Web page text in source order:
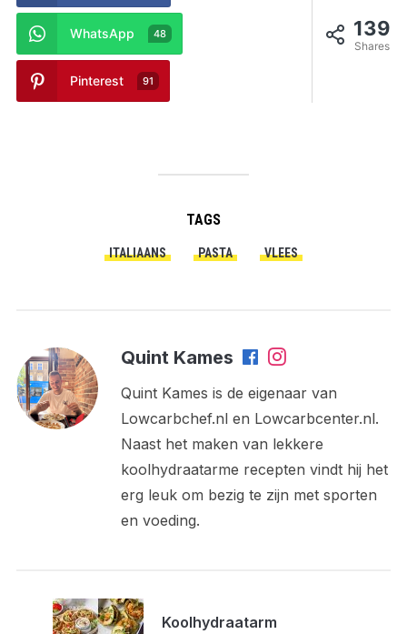
139
Shares
WhatsApp 48
Pinterest 91
TAGS
ITALIAANS PASTA VLEES
Quint Kames
Quint Kames is de eigenaar van
Lowcarbchef.nl en Lowcarbcenter.nl.
Naast het maken van lekkere
koolhydraatarme recepten vindt hij het
erg leuk om bezig te zijn met sporten
en voeding.
Koolhydraatarm